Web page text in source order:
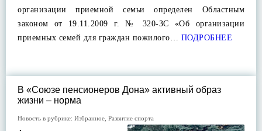
организации приемной семьи определен Областным
законом от 19.11.2009 г. № 320-ЗС «Об организации
приемных семей для граждан пожилого… ПОДРОБНЕЕ
В «Союзе пенсионеров Дона» активный образ
жизни – норма
Новость в рубрике: Избранное Развитие спорта